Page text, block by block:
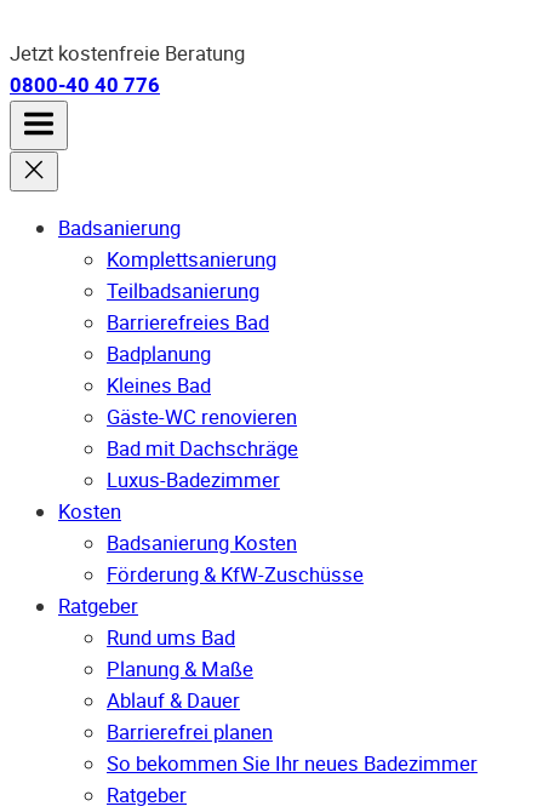
Jetzt kostenfreie Beratung
0800-40 40 776
Badsanierung
Komplettsanierung
Teilbadsanierung
Barrierefreies Bad
Badplanung
Kleines Bad
Gäste-WC renovieren
Bad mit Dachschräge
Luxus-Badezimmer
Kosten
Badsanierung Kosten
Förderung & KfW-Zuschüsse
Ratgeber
Rund ums Bad
Planung & Maße
Ablauf & Dauer
Barrierefrei planen
So bekommen Sie Ihr neues Badezimmer
Ratgeber